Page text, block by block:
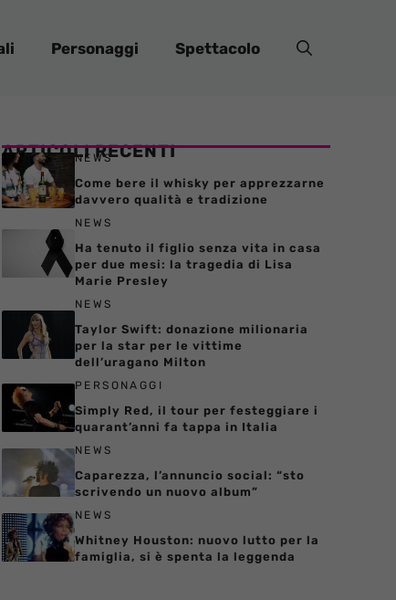
Personaggi Spettacolo
ARTICOLI RECENTI
NEWS
Come bere il whisky per apprezzarne
davvero qualità e tradizione
NEWS
Ha tenuto il figlio senza vita in casa
per due mesi: la tragedia di Lisa
Marie Presley
NEWS
Taylor Swift: donazione milionaria
per la star per le vittime
dell’uragano Milton
PERSONAGGI
Simply Red, il tour per festeggiare i
quarant’anni fa tappa in Italia
NEWS
Caparezza, l’annuncio social: “sto
scrivendo un nuovo album”
NEWS
Whitney Houston: nuovo lutto per la
famiglia, si è spenta la leggenda